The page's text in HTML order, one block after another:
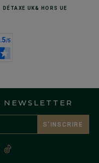
DÉTAXE UK& HORS UE
S’INSCRIRE